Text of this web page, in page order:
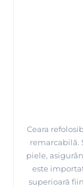
Ceara
remarcabilă.
piele,
este
superioară